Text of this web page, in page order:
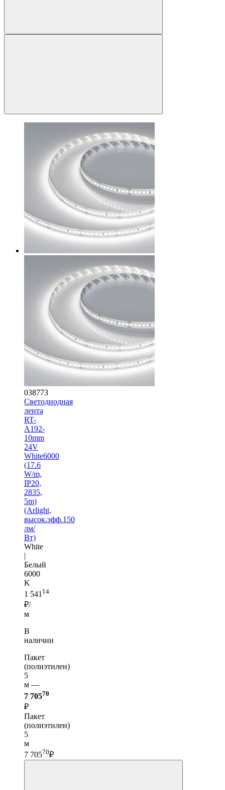
038773
Светодиодная
лента
RT-
A192-
10mm
24V
White6000
(17.6
W/m,
IP20,
2835,
5m)
(Arlight,
высок.эфф.150
лм/
Вт)
White
|
Белый
6000
K
1 541 14
₽/
м
В
наличии
Пакет
(полиэтилен)
5
м —
7 70570
₽
Пакет
(полиэтилен)
5
м
7 70570₽